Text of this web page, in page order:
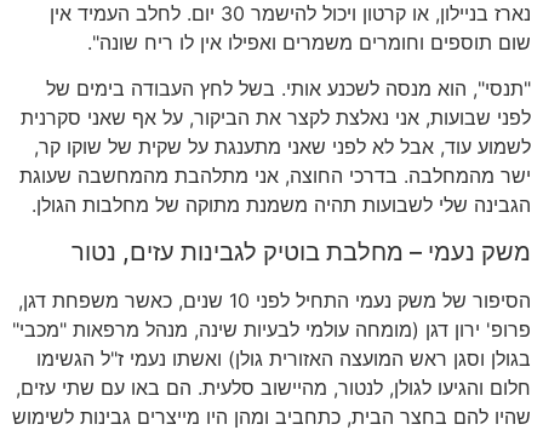
נארז בניילון, או קרטון ויכול להישמר 30 יום. לחלב העמיד אין
שום תוספים וחומרים משמרים ואפילו אין לו ריח שונה".
"תנסי", הוא מנסה לשכנע אותי. בשל לחץ העבודה בימים של
לפני שבועות, אני נאלצת לקצר את הביקור, על אף שאני סקרנית
לשמוע עוד, אבל לא לפני שאני מתענגת על שקית של שוקו קר,
ישר מהמחלבה. בדרכי החוצה, אני מתלהבת מהמחשבה שעוגת
הגבינה שלי לשבועות תהיה משמנת מתוקה של מחלבות הגולן.
משק נעמי – מחלבת בוטיק לגבינות עזים, נטור
הסיפור של משק נעמי התחיל לפני 10 שנים, כאשר משפחת דגן,
פרופ' ירון דגן (מומחה עולמי לבעיות שינה, מנהל מרפאות "מכבי"
בגולן וסגן ראש המועצה האזורית גולן) ואשתו נעמי ז"ל הגשימו
חלום והגיעו לגולן, לנטור, מהיישוב סלעית. הם באו עם שתי עזים,
שהיו להם בחצר הבית, כתחביב ומהן היו מייצרים גבינות לשימוש